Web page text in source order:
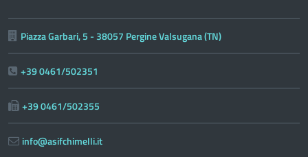
Piazza Garbari, 5 - 38057 Pergine Valsugana (TN)
+39 0461/502351
+39 0461/502355
info@asifchimelli.it